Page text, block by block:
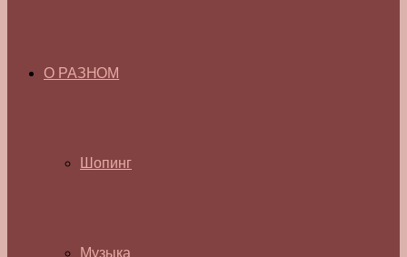
О РАЗНОМ
Шопинг
Музыка